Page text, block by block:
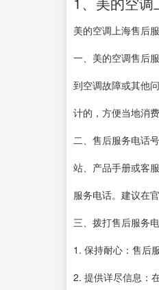
美的空调上海售后
一、美的空调售后
到空调故障或其他
计的，方便当地消
二、售后服务电话
站、产品手册或客
服务电话。建议在
三、拨打售后服务
1. 保持耐心：售后
2. 提供详尽信息：